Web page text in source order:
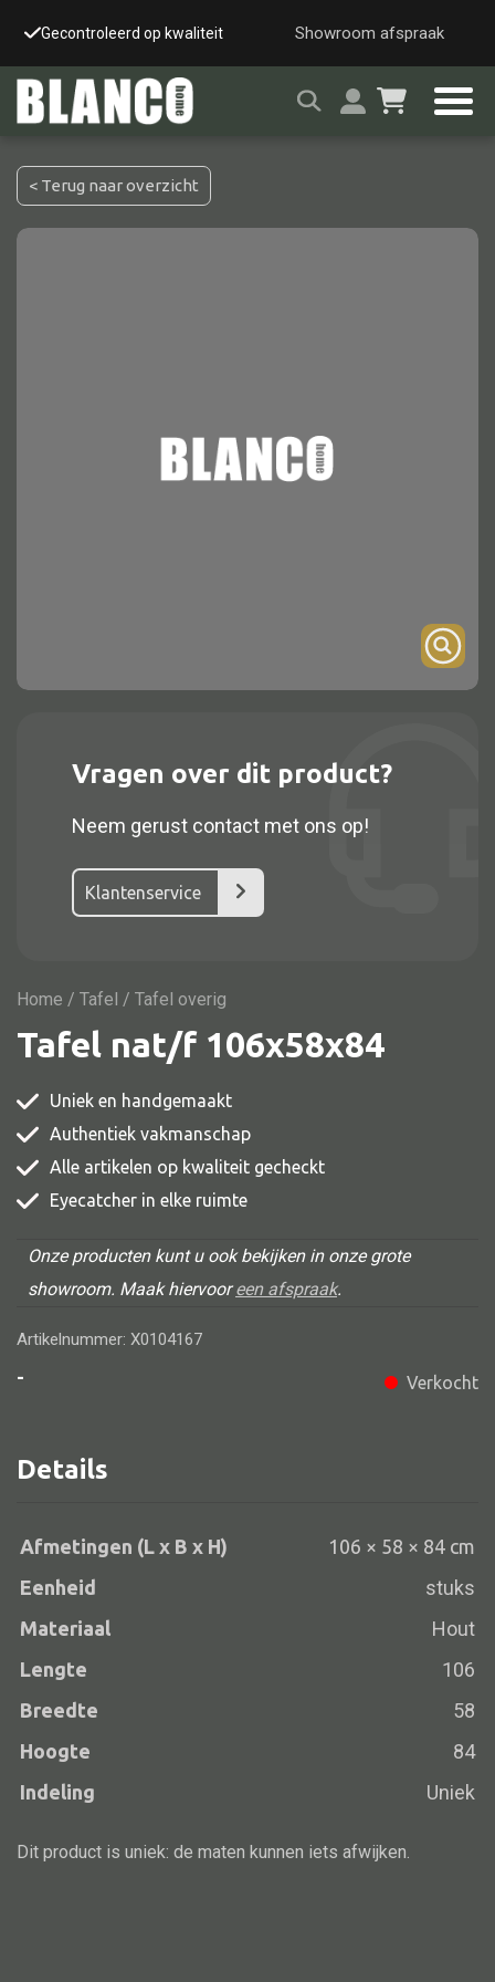
Gecontroleerd op kwaliteit Snelle & veilige
Showroom afspraak
Alle kasten
Dressoir
Nachtkast
Vitrine
TV meubel
Comode
Eetkamer stoel
Barstoel
Stoel overig
Alle banken
Bank gestoffeerd
Bank hout
Bank IJzer
Chaise longues
Poef
< Terug naar overzicht
Vragen over dit product?
Neem gerust contact met ons op!
Klantenservice
Home / Tafel / Tafel overig
Tafel nat/f 106x58x84
Uniek en handgemaakt
Authentiek vakmanschap
Alle artikelen op kwaliteit gecheckt
Eyecatcher in elke ruimte
Onze producten kunt u ook bekijken in onze grote
showroom. Maak hiervooreen afspraak.
Artikelnummer: X0104167
-
Verkocht
Details
Afmetingen (L x B x H)
106 × 58 × 84 cm
Eenheid
stuks
Materiaal Hout
Lengte 106
Breedte 58
Hoogte 84
Indeling Uniek
Dit product is uniek: de maten kunnen iets afwijken.